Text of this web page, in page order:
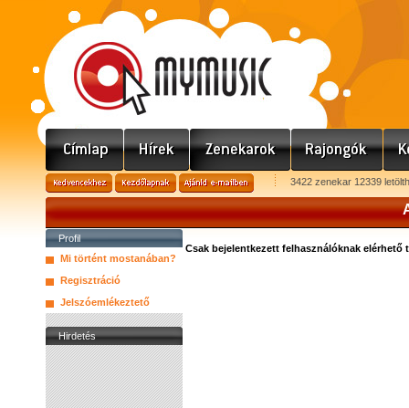
3422 zenekar 12339
Profil
Mi történt mostanában?
Regisztráció
Jelszóemlékeztető
Hirdetés
Csak bejelentkezett felhasználóknak elérhető